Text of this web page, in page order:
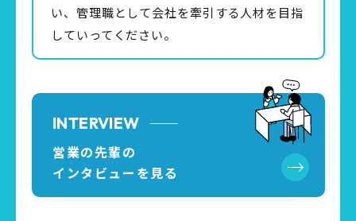
い、管理職として会社を牽引する人材を目指
していってください。
INTERVIEW
営業の先輩の
インタビューを見る